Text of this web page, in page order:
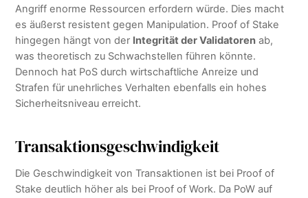
Angriff enorme Ressourcen erfordern würde. Dies macht
es äußerst resistent gegen Manipulation. Proof of Stake
hingegen hängt von der Integrität der Validatoren ab,
was theoretisch zu Schwachstellen führen könnte.
Dennoch hat PoS durch wirtschaftliche Anreize und
Strafen für unehrliches Verhalten ebenfalls ein hohes
Sicherheitsniveau erreicht.
Transaktionsgeschwindigkeit
Die Geschwindigkeit von Transaktionen ist bei Proof of
Stake deutlich höher als bei Proof of Work. Da PoW auf